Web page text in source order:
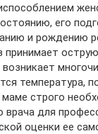
его
и рождению
принимает
температура,
строго
врача для
оценки ее